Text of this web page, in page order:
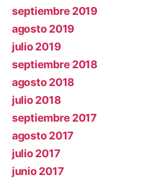
septiembre 2019
agosto 2019
julio 2019
septiembre 2018
agosto 2018
julio 2018
septiembre 2017
agosto 2017
julio 2017
junio 2017